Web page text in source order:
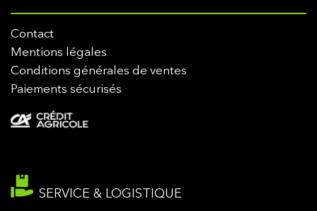
Contact
Mentions légales
Conditions générales de ventes
Paiements sécurisés
SERVICE & LOGISTIQUE